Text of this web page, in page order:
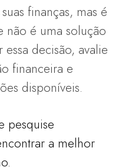
finanças, mas é
não é uma solução
decisão, avalie
financeira e
disponíveis.
pesquise
a melhor